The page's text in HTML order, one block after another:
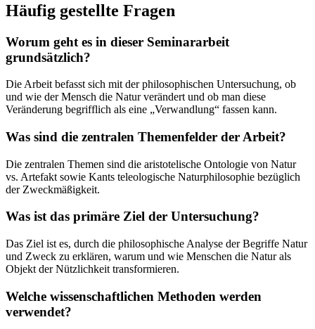
Häufig gestellte Fragen
Worum geht es in dieser Seminararbeit
grundsätzlich?
Die Arbeit befasst sich mit der philosophischen Untersuchung, ob
und wie der Mensch die Natur verändert und ob man diese
Veränderung begrifflich als eine „Verwandlung“ fassen kann.
Was sind die zentralen Themenfelder der Arbeit?
Die zentralen Themen sind die aristotelische Ontologie von Natur
vs. Artefakt sowie Kants teleologische Naturphilosophie bezüglich
der Zweckmäßigkeit.
Was ist das primäre Ziel der Untersuchung?
Das Ziel ist es, durch die philosophische Analyse der Begriffe Natur
und Zweck zu erklären, warum und wie Menschen die Natur als
Objekt der Nützlichkeit transformieren.
Welche wissenschaftlichen Methoden werden
verwendet?